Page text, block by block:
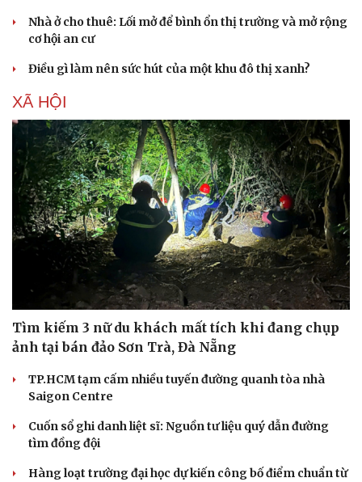
Phòng mạch online
Ăn sạch sống khỏe
Nhà ở cho thuê: Lối mở để bình ổn thị trường và mở rộng
cơ hội an cư
Điều gì làm nên sức hút của một khu đô thị xanh?
XÃ HỘI
Tìm kiếm 3 nữ du khách mất tích khi đang chụp
ảnh tại bán đảo Sơn Trà, Đà Nẵng
TP.HCM tạm cấm nhiều tuyến đường quanh tòa nhà
Saigon Centre
Cuốn sổ ghi danh liệt sĩ: Nguồn tư liệu quý dẫn đường
tìm đồng đội
Hàng loạt trường đại học dự kiến công bố điểm chuẩn từ